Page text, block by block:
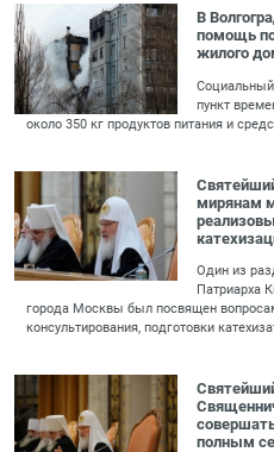
В
помощь
жилого
Социальный
пункт
около 350 кг продуктов питания и
мирянам
Один из
Патриарха
города Москвы был посвящен
консультирования, подготовки
полным